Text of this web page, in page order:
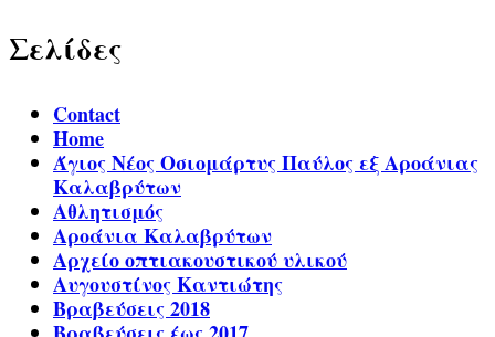
Σελίδες
Contact
Home
Άγιος Νέος Οσιομάρτυς Παύλος εξ Αροάνιας
Καλαβρύτων
Αθλητισμός
Αροάνια Καλαβρύτων
Αρχείο οπτιακουστικού υλικού
Αυγουστίνος Καντιώτης
Βραβεύσεις 2018